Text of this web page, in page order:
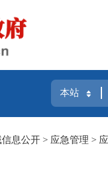
息公开 > 应急管理 >